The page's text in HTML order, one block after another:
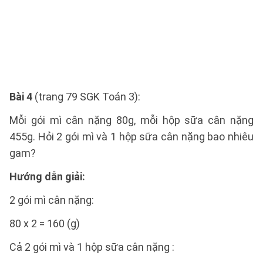
Bài 4 (trang 79 SGK Toán 3):
Mỗi gói mì cân nặng 80g, mỗi hộp sữa cân nặng
455g. Hỏi 2 gói mì và 1 hộp sữa cân nặng bao nhiêu
gam?
Hướng dẫn giải:
2 gói mì cân nặng:
80 x 2 = 160 (g)
Cả 2 gói mì và 1 hộp sữa cân nặng :